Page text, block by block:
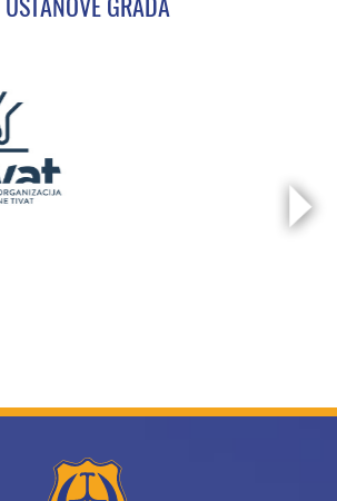
USTANOVE GRADA